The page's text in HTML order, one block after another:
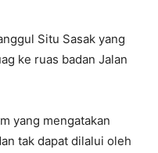
Situ Sasak yang
ke ruas badan Jalan
yang mengatakan
tak dapat dilalui oleh